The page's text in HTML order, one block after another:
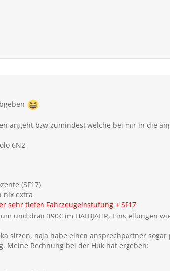
angeht bzw zumindest welche bei mir in die
6N2
(SF17)
nix extra
sehr tiefen Fahrzeugeinstufung + SF17
und dran 390€ im HALBJAHR, Einstellungen
sitzen, naja habe einen ansprechpartner sogar
Meine Rechnung bei der Huk hat ergeben: